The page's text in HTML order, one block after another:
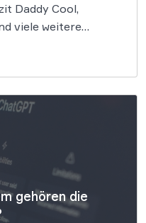
Daddy Cool,
viele weitere
werden. Die
Suno und
verteidigen. Dem
gehören die